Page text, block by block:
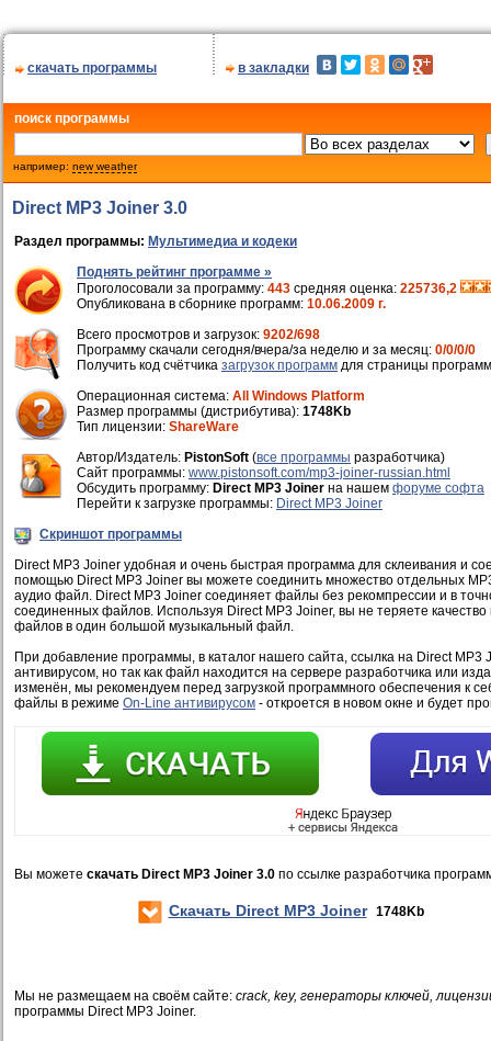
скачать программы в закладки
поиск программы
например: new weather
Direct MP3 Joiner 3.0
Раздел программы: Мультимедиа и кодеки
Поднять рейтинг программе »
Проголосовали за программу: 443 средняя оценка: 225736,2
Опубликована в сборнике программ: 10.06.2009 г.
Всего просмотров и загрузок: 9202/698
Программу скачали сегодня/вчера/за неделю и за месяц: 0/0/0/0
Получить код счётчика загрузок программ для страницы
Операционная система: All Windows Platform
Размер программы (дистрибутива): 1748Kb
Тип лицензии: ShareWare
Автор/Издатель: PistonSoft (все программы разработчика)
Cайт программы: www.pistonsoft.com/mp3-joiner-russian.html
Обсудить программу: Direct MP3 Joiner на нашем форуме софта
Перейти к загрузке программы: Direct MP3 Joiner
Скриншот программы
Direct MP3 Joiner удобная и очень быстрая программа для склеивания и
помощью Direct MP3 Joiner вы можете соединить множество отдельных
аудио файл. Direct MP3 Joiner соединяет файлы без рекомпрессии и в
соединенных файлов. Используя Direct MP3 Joiner, вы не теряете
файлов в один большой музыкальный файл.
При добавление программы, в каталог нашего сайта, ссылка на Direct MP3
антивирусом, но так как файл находится на сервере разработчика или
изменён, мы рекомендуем перед загрузкой программного обеспечения к
файлы в режиме On-Line антивирусом - откроется в новом окне и будет
Вы можете скачать Direct MP3 Joiner 3.0 по ссылке разработчика
Скачать Direct MP3 Joiner 1748Kb
Мы не размещаем на своём сайте: crack, key, генераторы ключей,
программы Direct MP3 Joiner.